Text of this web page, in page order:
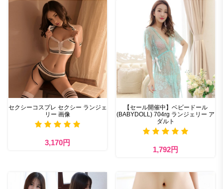
セクシーコスプレ セクシー ランジェ
リー 画像
3,170円
【セール開催中】ベビードール
(BABYDOLL) 704rg ランジェリー ア
ダルト
1,792円